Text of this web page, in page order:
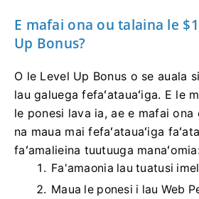
E mafai ona ou talaina le
Up Bonus?
O le Level Up Bonus o se auala
lau galuega fefaʻatauaʻiga. E le
le ponesi lava ia, ae e mafai
na maua mai fefaʻatauaʻiga
faʻamalieina tuutuuga
Fa'amaonia lau tuatusi
Maua le ponesi i lau Web